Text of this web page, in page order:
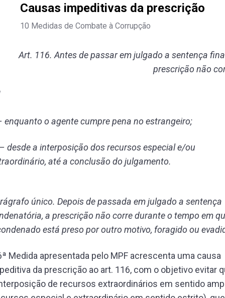
Causas impeditivas da prescrição
10 Medidas de Combate à Corrupção
Art. 116. Antes de passar em julgado a sentença
prescrição não
enquanto o agente cumpre pena no estrangeiro;
desde a interposição dos recursos especial e/ou
até a conclusão do julgamento.
único. Depois de passada em julgado a sentença
a prescrição não corre durante o tempo em
está preso por outro motivo, foragido ou
Medida apresentada pelo MPF acrescenta uma causa
da prescrição ao art. 116, com o objetivo evitar
de recursos extraordinários em sentido